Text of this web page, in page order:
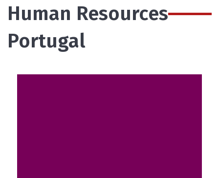
Human Resources
Portugal